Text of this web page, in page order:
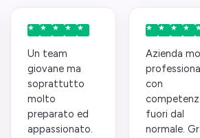
Un team
giovane ma
soprattutto
molto
preparato ed
appassionato.
Azienda
con
fuori dal
normale.